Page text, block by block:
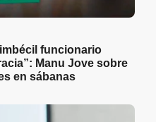
funcionario
Manu Jove sobre
en sábanas